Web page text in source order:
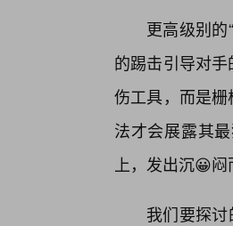
更高级别
的踢击引导对
伤工具，而是
法才会展露其
上，发出沉😀闷
我们要探